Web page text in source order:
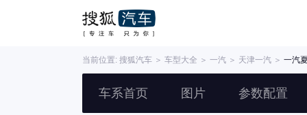
当前位置: 搜狐汽车 ＞ 车型大全 ＞ 一汽 ＞ 天津一汽 ＞ 一汽
车系首页 图片 参数配置